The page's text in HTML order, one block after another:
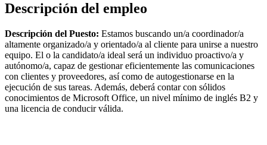
Descripción del empleo
Descripción del Puesto: Estamos buscando un/a coordinador/a
altamente organizado/a y orientado/a al cliente para unirse a nuestro
equipo. El o la candidato/a ideal será un individuo proactivo/a y
autónomo/a, capaz de gestionar eficientemente las comunicaciones
con clientes y proveedores, así como de autogestionarse en la
ejecución de sus tareas. Además, deberá contar con sólidos
conocimientos de Microsoft Office, un nivel mínimo de inglés B2 y
una licencia de conducir válida.